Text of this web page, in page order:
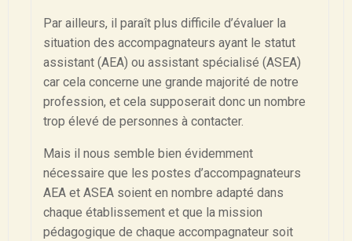
Par ailleurs, il paraît plus difficile d’évaluer la
situation des accompagnateurs ayant le statut
assistant (AEA) ou assistant spécialisé (ASEA)
car cela concerne une grande majorité de notre
profession, et cela supposerait donc un nombre
trop élevé de personnes à contacter.
Mais il nous semble bien évidemment
nécessaire que les postes d’accompagnateurs
AEA et ASEA soient en nombre adapté dans
chaque établissement et que la mission
pédagogique de chaque accompagnateur soit